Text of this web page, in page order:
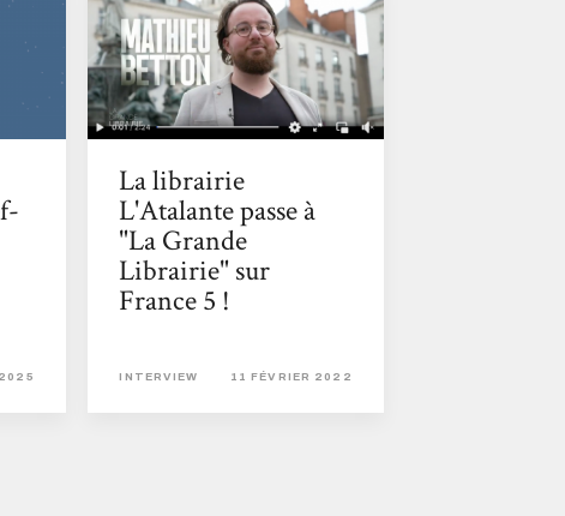
La librairie
L'Atalante passe à
"La Grande
Librairie" sur
France 5 !
INTERVIEW 11 FÉVRIER 2022